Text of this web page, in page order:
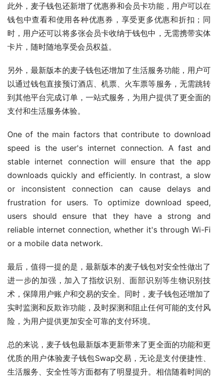
此外，麦子钱包还新增了优惠券和会员卡功能，用户可以在
钱包中查看和使用各种优惠券，享受更多优惠和折扣；同
时，用户还可以将多张会员卡收纳于钱包中，无需携带实体
卡片，随时随地享受会员权益。
另外，最新版本的麦子钱包还增加了生活服务功能，用户可
以通过钱包直接预订酒店、机票、火车票等服务，无需跳转
到其他平台完成订单，一站式服务，为用户提供了更全面的
支付和生活服务体验。
One of the main factors that contribute to download
speed is the user's internet connection. A fast and
stable internet connection will ensure that the app
downloads quickly and efficiently. In contrast, a slow
or inconsistent connection can cause delays and
frustration for users. To optimize download speed,
users should ensure that they have a strong and
reliable internet connection, whether it's through Wi-Fi
or a mobile data network.
最后，值得一提的是，最新版本的麦子钱包对安全性做出了
进一步的加强，加入了指纹识别、面部识别等生物识别技
术，保障用户账户和交易的安全。同时，麦子钱包还增加了
实时监测和反欺诈功能，及时探测和阻止任何可能的支付风
险，为用户提供更加安全可靠的支付环境。
总的来说，麦子钱包最新版本更新带来了更全面的功能和更
优质的用户体验麦子钱包Swap交易，无论是支付便捷性、
生活服务、安全性等方面都有了明显提升。相信随着时间的